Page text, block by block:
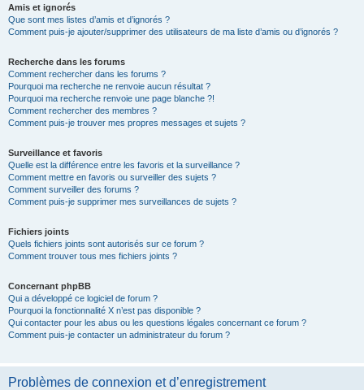
Amis et ignorés
Que sont mes listes d’amis et d’ignorés ?
Comment puis-je ajouter/supprimer des utilisateurs de ma liste d’amis ou d’ignorés ?
Recherche dans les forums
Comment rechercher dans les forums ?
Pourquoi ma recherche ne renvoie aucun résultat ?
Pourquoi ma recherche renvoie une page blanche ?!
Comment rechercher des membres ?
Comment puis-je trouver mes propres messages et sujets ?
Surveillance et favoris
Quelle est la différence entre les favoris et la surveillance ?
Comment mettre en favoris ou surveiller des sujets ?
Comment surveiller des forums ?
Comment puis-je supprimer mes surveillances de sujets ?
Fichiers joints
Quels fichiers joints sont autorisés sur ce forum ?
Comment trouver tous mes fichiers joints ?
Concernant phpBB
Qui a développé ce logiciel de forum ?
Pourquoi la fonctionnalité X n’est pas disponible ?
Qui contacter pour les abus ou les questions légales concernant ce forum ?
Comment puis-je contacter un administrateur du forum ?
Problèmes de connexion et d’enregistrement